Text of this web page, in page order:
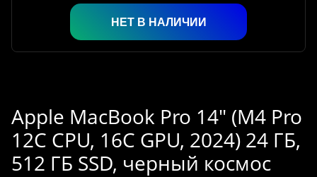
НЕТ В НАЛИЧИИ
Apple MacBook Pro 14" (M4 Pro
12C CPU, 16C GPU, 2024) 24 ГБ,
512 ГБ SSD, черный космос